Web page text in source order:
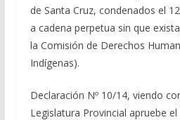
de Santa Cruz, condenados el
a cadena perpetua sin que
la Comisión de Derechos
Indígenas).
Declaración Nº 10/14, viendo
Legislatura Provincial apruebe